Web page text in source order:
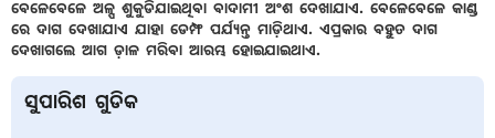
ବେଳେବେଳେ ଅଳ୍ପ ଶୁକୁଡିଯାଇଥିବା ବାଦାମୀ ଅଂଶ ଦେଖାଯାଏ. ବେଳେବେଳେ କାଣ୍ଡ
ରେ ଦାଗ ଦେଖାଯାଏ ଯାହା ଡେମ୍ଫ ପର୍ଯ୍ୟନ୍ତ ମାଡ଼ିଥାଏ. ଏପ୍ରକାର ବହୁତ ଦାଗ
ଦେଖାଗଲେ ଆଗ ଡ଼ାଳ ମରିବା ଆରମ୍ଭ ହୋଇଯାଇଥାଏ.
ସୁପାରିଶ ଗୁଡିକ